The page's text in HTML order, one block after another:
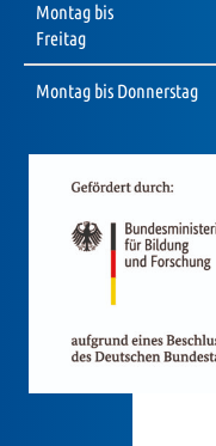
Montag bis
Freitag
Montag bis Donnerstag